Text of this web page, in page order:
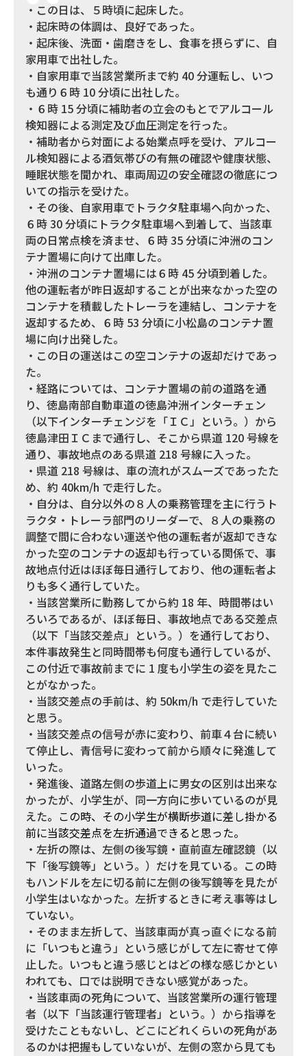
・この日は、５時頃に起床した。
・起床時の体調は、良好であった。
・起床後、洗面・歯磨きをし、食事を摂らずに、自
家用車で出社した。
・自家用車で当該営業所まで約 40 分運転し、いつ
も通り６時 10 分頃に出社した。
・６時 15 分頃に補助者の立会のもとでアルコール
検知器による測定及び血圧測定を行った。
・補助者から対面による始業点呼を受け、アルコー
ル検知器による酒気帯びの有無の確認や健康状態、
睡眠状態を聞かれ、車両周辺の安全確認の徹底につ
いての指示を受けた。
・その後、自家用車でトラクタ駐車場へ向かった、
６時 30 分頃にトラクタ駐車場へ到着して、当該車
両の日常点検を済ませ、６時 35 分頃に沖洲のコン
テナ置場に向けて出庫した。
・沖洲のコンテナ置場には６時 45 分頃到着した。
他の運転者が昨日返却することが出来なかった空の
コンテナを積載したトレーラを連結し、コンテナを
返却するため、６時 53 分頃に小松島のコンテナ置
場に向け出発した。
・この日の運送はこの空コンテナの返却だけであっ
た。
・経路については、コンテナ置場の前の道路を通
り、徳島南部自動車道の徳島沖洲インターチェン
（以下インターチェンジを「ＩＣ」という。）から
徳島津田ＩＣまで通行し、そこから県道 120 号線を
通り、事故地点のある県道 218 号線に入った。
・県道 218 号線は、車の流れがスムーズであったた
め、約 40km/h で走行した。
・自分は、自分以外の８人の乗務管理を主に行うト
ラクタ・トレーラ部門のリーダーで、８人の乗務の
調整で間に合わない運送や他の運転者が返却できな
かった空のコンテナの返却も行っている関係で、事
故地点付近はほぼ毎日通行しており、他の運転者よ
りも多く通行していた。
・当該営業所に勤務してから約 18 年、時間帯はい
ろいろであるが、ほぼ毎日、事故地点である交差点
（以下「当該交差点」という。）を通行しており、
本件事故発生と同時間帯も何度も通行しているが、
この付近で事故前までに 1 度も小学生の姿を見たこ
とがなかった。
・当該交差点の手前は、約 50km/h で走行していた
と思う。
・当該交差点の信号が赤に変わり、前車４台に続い
て停止し、青信号に変わって前から順々に発進して
いった。
・発進後、道路左側の歩道上に男女の区別は出来な
かったが、小学生が、同一方向に歩いているのが見
えた。この時、その小学生が横断歩道に差し掛かる
前に当該交差点を左折通過できると思った。
・左折の際は、左側の後写鏡・直前直左確認鏡（以
下「後写鏡等」という。）だけを見ている。この時
もハンドルを左に切る前に左側の後写鏡等を見たが
小学生はいなかった。左折するときに考え事等はし
ていない。
・そのまま左折して、当該車両が真っ直ぐになる前
に「いつもと違う」という感じがして左に寄せて停
止した。いつもと違う感じとはどの様な感じかとい
われても、口では説明できない感覚があった。
・当該車両の死角について、当該営業所の運行管理
者（以下「当該運行管理者」という。）から指導を
受けたこともないし、どこにどれくらいの死角があ
るのかは把握もしていないが、左側の窓から見ても